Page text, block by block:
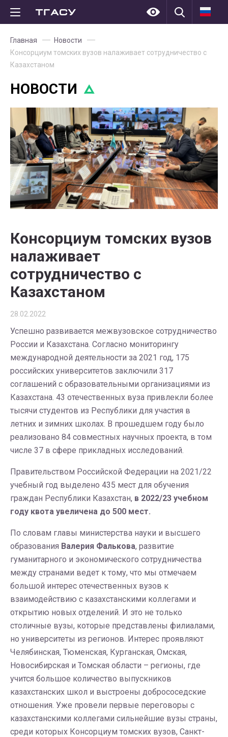
Главная
Новости
Консорциум томских вузов налаживает сотрудничество с
Казахстаном
НОВОСТИ
Консорциум томских вузов
налаживает
сотрудничество с
Казахстаном
28.02.2022
Успешно развивается межвузовское сотрудничество
России и Казахстана. Согласно мониторингу
международной деятельности за 2021 год, 175
российских университетов заключили 317
соглашений с образовательными организациями из
Казахстана. 43 отечественных вуза привлекли более
тысячи студентов из Республики для участия в
летних и зимних школах. В прошедшем году было
реализовано 84 совместных научных проекта, в том
числе 37 в сфере прикладных исследований.
Правительством Российской Федерации на 2021/22
учебный год выделено 435 мест для обучения
граждан Республики Казахстан, в 2022/23 учебном
году квота увеличена до 500 мест.
По словам главы министерства науки и высшего
образования Валерия Фалькова, развитие
гуманитарного и экономического сотрудничества
между странами ведет к тому, что мы отмечаем
большой интерес отечественных вузов к
взаимодействию с казахстанскими коллегами и
открытию новых отделений. И это не только
столичные вузы, которые представлены филиалами,
но университеты из регионов. Интерес проявляют
Челябинская, Тюменская, Курганская, Омская,
Новосибирская и Томская области – регионы, где
учится большое количество выпускников
казахстанских школ и выстроены добрососедские
отношения. Уже провели первые переговоры с
казахстанскими коллегами сильнейшие вузы страны,
среди которых Консорциум томских вузов, Санкт-